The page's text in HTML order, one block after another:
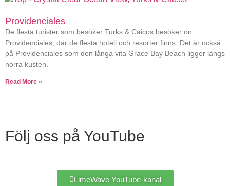
Providenciales
De flesta turister som besöker Turks & Caicos besöker ön
Providenciales, där de flesta hotell och resorter finns. Det är också
på Providenciales som den långa vita Grace Bay Beach ligger längs
norra kusten.
Read More »
Följ oss på YouTube
LimeWave YouTube-kanal